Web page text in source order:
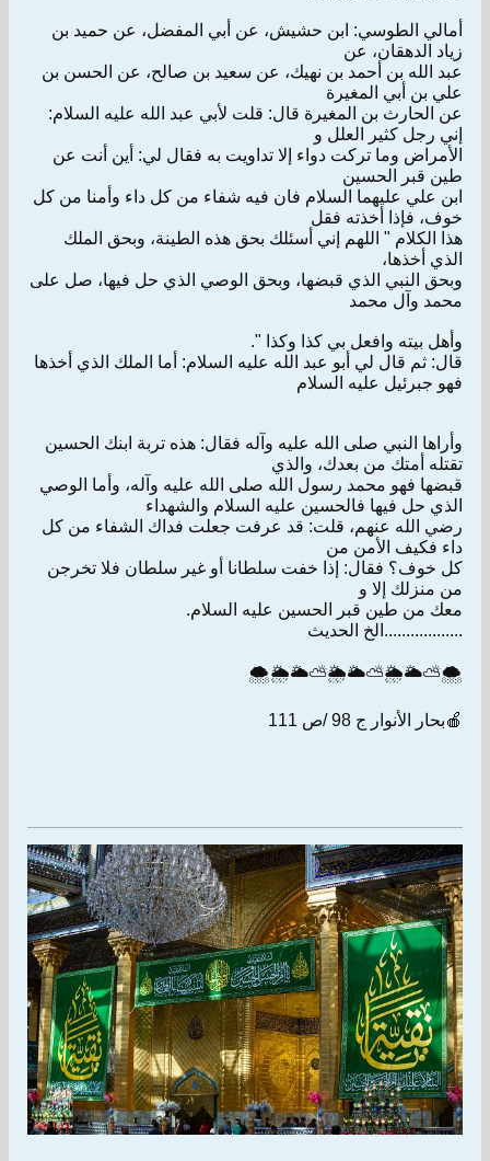
أمالي الطوسي: ابن حشيش، عن أبي المفضل، عن حميد بن
زياد الدهقان، عن
عبد الله بن أحمد بن نهيك، عن سعيد بن صالح، عن الحسن بن
علي بن أبي المغيرة
عن الحارث بن المغيرة قال: قلت لأبي عبد الله عليه السلام:
إني رجل كثير العلل و
الأمراض وما تركت دواء إلا تداويت به فقال لي: أين أنت عن
طين قبر الحسين
ابن علي عليهما السلام فان فيه شفاء من كل داء وأمنا من كل
خوف، فإذا أخذته فقل
هذا الكلام " اللهم إني أسئلك بحق هذه الطينة، وبحق الملك
الذي أخذها،
وبحق النبي الذي قبضها، وبحق الوصي الذي حل فيها، صل على
محمد وآل محمد
وأهل بيته وافعل بي كذا وكذا ".
قال: ثم قال لي أبو عبد الله عليه السلام: أما الملك الذي أخذها
فهو جبرئيل عليه السلام
وأراها النبي صلى الله عليه وآله فقال: هذه تربة ابنك الحسين
تقتله أمتك من بعدك، والذي
قبضها فهو محمد رسول الله صلى الله عليه وآله، وأما الوصي
الذي حل فيها فالحسين عليه السلام والشهداء
رضي الله عنهم، قلت: قد عرفت جعلت فداك الشفاء من كل
داء فكيف الأمن من
كل خوف؟ فقال: إذا خفت سلطانا أو غير سلطان فلا تخرجن
من منزلك إلا و
معك من طين قبر الحسين عليه السلام.
..................الخ الحديث
🌨⛅🌥🌦⛅🌥🌦⛅🌥🌦🌨